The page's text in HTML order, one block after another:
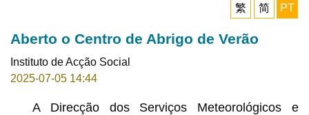
繁
简 PT
Aberto o Centro de Abrigo de Verão
Instituto de Acção Social
2025-07-05 14:44
A Direcção dos Serviços Meteorológicos e